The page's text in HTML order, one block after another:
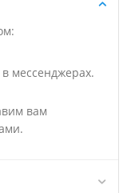
мессенджерах.
вам